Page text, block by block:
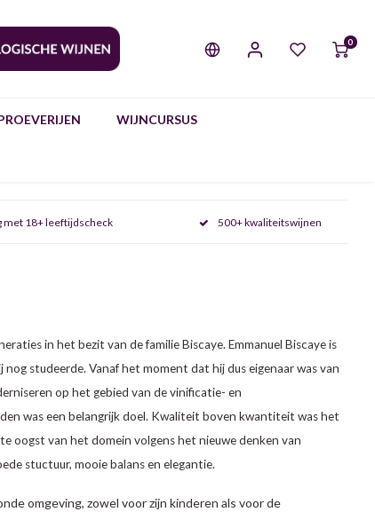
0
WIJNCURSUS
met 18+ leeftijdscheck 500+ kwaliteitswijnen
in het bezit van de familie Biscaye. Emmanuel Biscaye is
studeerde. Vanaf het moment dat hij dus eigenaar was van
op het gebied van de vinificatie- en
was een belangrijk doel. Kwaliteit boven kwantiteit was het
oogst van het domein volgens het nieuwe denken van
stuctuur, mooie balans en elegantie.
omgeving, zowel voor zijn kinderen als voor de